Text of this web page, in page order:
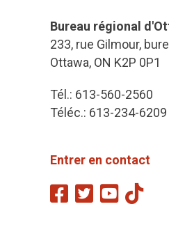
Bureau régional
233, rue Gilmour,
Ottawa, ON K2P 0P1
Tél.: 613-560-2560
Téléc.: 613-234-6209
Entrer en contact